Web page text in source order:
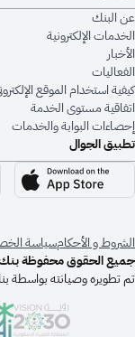
عن البنك
الخدمات الإلكترونية
الأخبار
الفعاليات
كيفية استخدام الموقع
اتفاقية مستوى الخدمة
إحصاءات البوابة والخدمات
تطبيق الجوال
الشروط و الأحكامسياسة
جميع الحقوق محفوظة بنك
تم تطويره وصيانته بواسطة